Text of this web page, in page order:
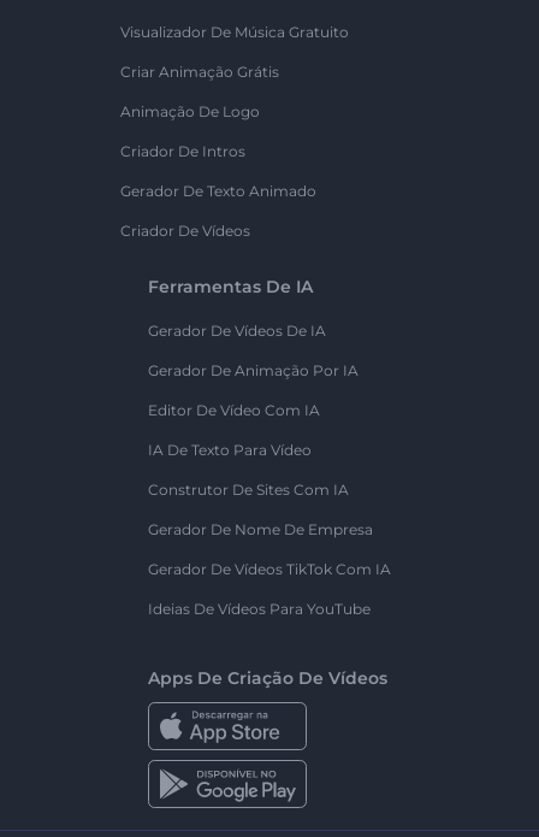
Visualizador De Música Gratuito
Criar Animação Grátis
Animação De Logo
Criador De Intros
Gerador De Texto Animado
Criador De Vídeos
Ferramentas De IA
Gerador De Vídeos De IA
Gerador De Animação Por IA
Editor De Vídeo Com IA
IA De Texto Para Vídeo
Construtor De Sites Com IA
Gerador De Nome De Empresa
Gerador De Vídeos TikTok Com IA
Ideias De Vídeos Para YouTube
Apps De Criação De Vídeos